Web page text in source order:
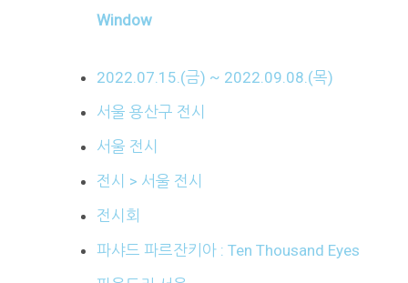
Window
2022.07.15.(금) ~ 2022.09.08.(목)
서울 용산구 전시
서울 전시
전시 > 서울 전시
전시회
파샤드 파르잔키아 : Ten Thousand Eyes